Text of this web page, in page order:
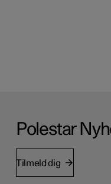
Polestar
Tilmeld dig